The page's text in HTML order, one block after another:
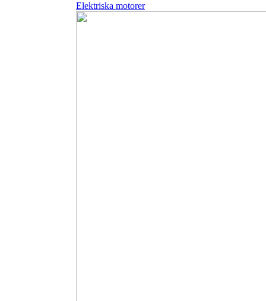
Elektriska motorer